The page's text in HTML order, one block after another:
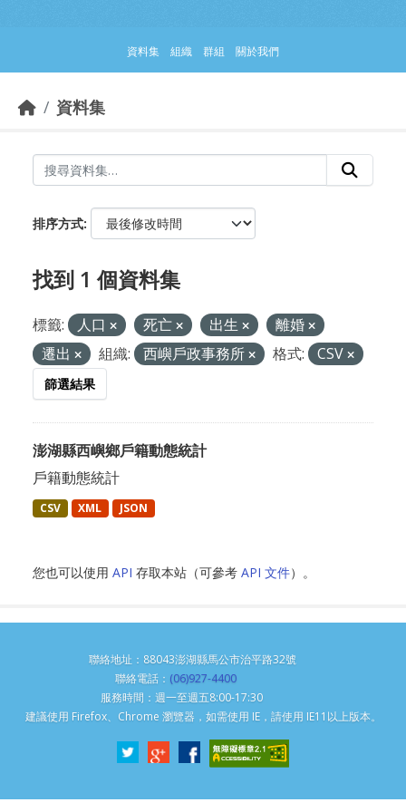
資料集 組織 群組 關於我們
資料集
排序方式
找到 1 個資料集
標籤: 人口 死亡 出生
離婚
遷出
組織: 西嶼戶政事務所 格式: CSV
篩選結果
澎湖縣西嶼鄉戶籍動態統計
戶籍動態統計
CSV XML JSON
您也可以使用 API 存取本站（可參考 API 文件）。
聯絡地址：88043澎湖縣馬公市治平路32號
聯絡電話： (06)927-4400
服務時間：週一至週五8:00-17:30
建議使用 Firefox、Chrome 瀏覽器，如需使用 IE，請使用 IE11以上版本。